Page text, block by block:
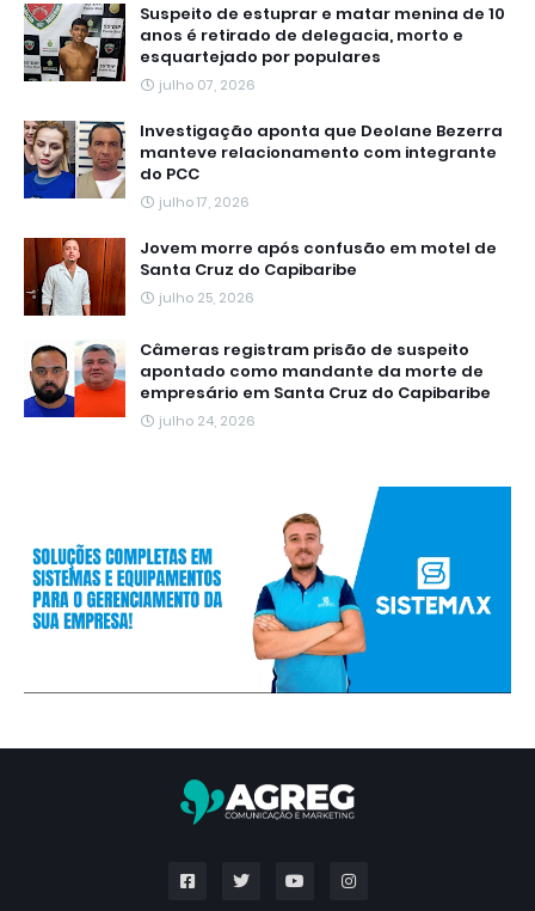
Suspeito de estuprar e matar menina de 10
anos é retirado de delegacia, morto e
esquartejado por populares
julho 07, 2026
Investigação aponta que Deolane Bezerra
manteve relacionamento com integrante
do PCC
julho 17, 2026
Jovem morre após confusão em motel de
Santa Cruz do Capibaribe
julho 25, 2026
Câmeras registram prisão de suspeito
apontado como mandante da morte de
empresário em Santa Cruz do Capibaribe
julho 24, 2026